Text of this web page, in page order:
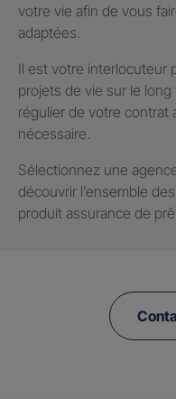
votre vie afin de vous
adaptées.
Il est votre interlocuteur
projets de vie sur le
régulier de votre contrat
nécessaire.
Sélectionnez une
découvrir l’ensemble
produit assurance de